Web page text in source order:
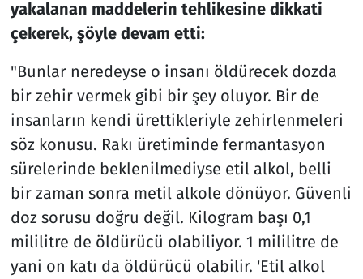
yakalanan maddelerin tehlikesine dikkati
çekerek, şöyle devam etti:
"Bunlar neredeyse o insanı öldürecek dozda
bir zehir vermek gibi bir şey oluyor. Bir de
insanların kendi ürettikleriyle zehirlenmeleri
söz konusu. Rakı üretiminde fermantasyon
sürelerinde beklenilmediyse etil alkol, belli
bir zaman sonra metil alkole dönüyor. Güvenli
doz sorusu doğru değil. Kilogram başı 0,1
mililitre de öldürücü olabiliyor. 1 mililitre de
yani on katı da öldürücü olabilir. 'Etil alkol